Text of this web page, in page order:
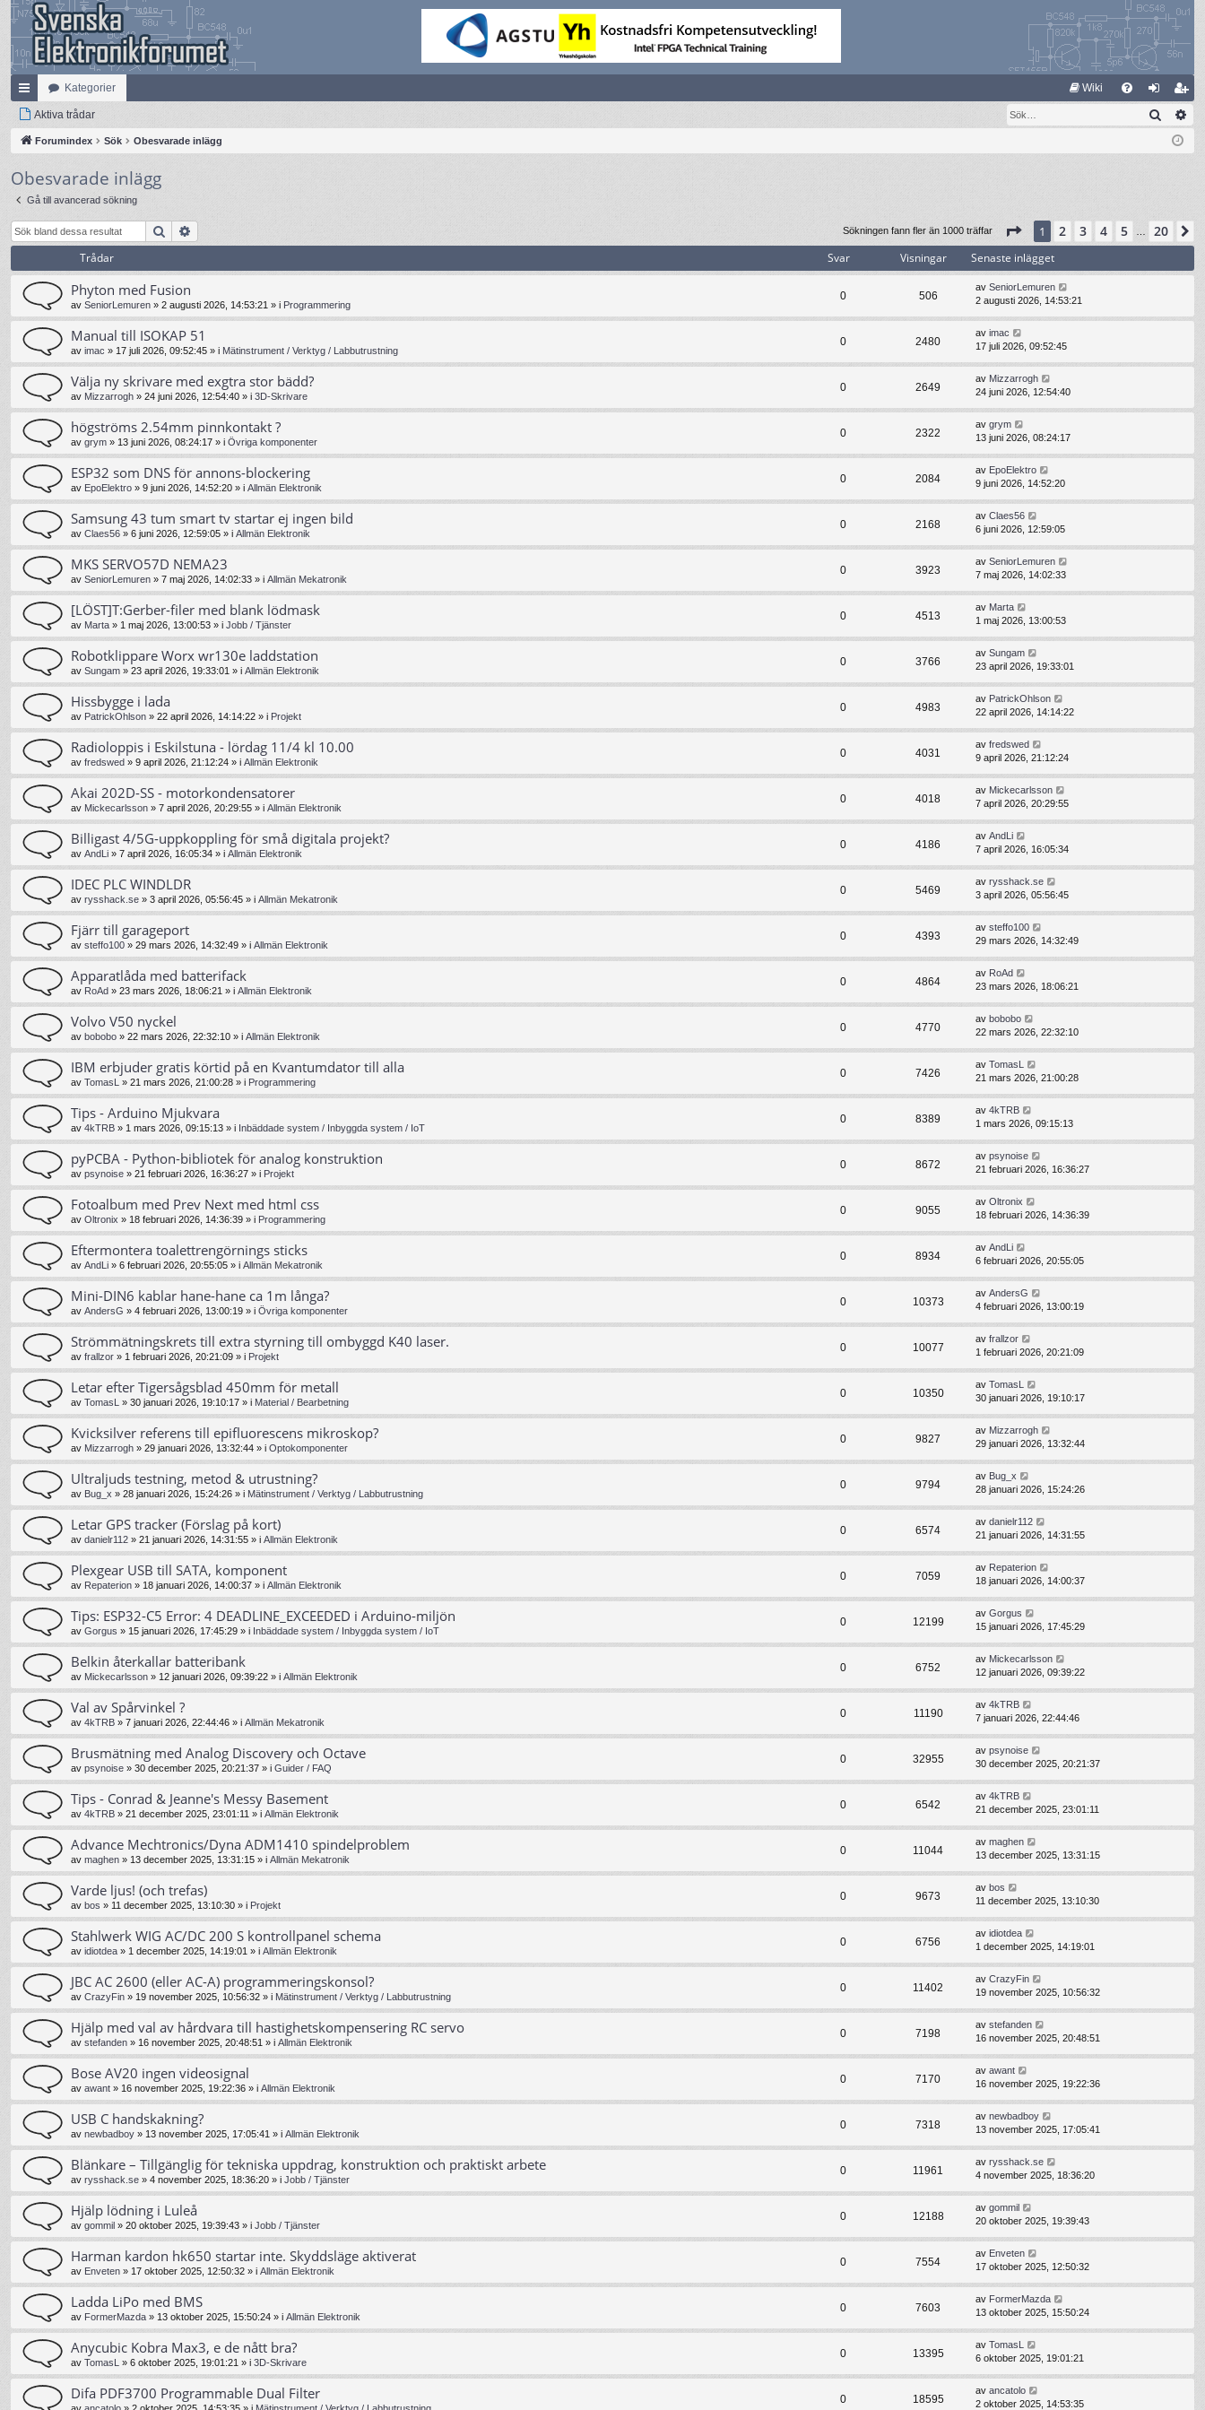
na
bb
lä
nk
ar
Kategorier Wiki
og li
m
m
Aktiva trådar Sök
Forumindex Sök Obesvarade inlägg
Obesvarade inlägg
Gå till avancerad sökning
Sök Sökningen fann fler än 1000 träffar Sida av20
1 2 3 4 5 … 20
Trådar Svar Visningar Senaste inlägget
Phyton med Fusion
av SeniorLemuren » 2 augusti 2026, 14:53:21 » i Programmering
0 506
av SeniorLemuren
2 augusti 2026, 14:53:21
Manual till ISOKAP 51
av imac » 17 juli 2026, 09:52:45 » i Mätinstrument / Verktyg / Labbutrustning
0 2480
av imac
17 juli 2026, 09:52:45
Välja ny skrivare med exgtra stor bädd?
av Mizzarrogh » 24 juni 2026, 12:54:40 » i 3D-Skrivare
0 2649
av Mizzarrogh
24 juni 2026, 12:54:40
högströms 2.54mm pinnkontakt ?
av grym » 13 juni 2026, 08:24:17 » i Övriga komponenter
0 2322
av grym
13 juni 2026, 08:24:17
ESP32 som DNS för annons-blockering
av EpoElektro » 9 juni 2026, 14:52:20 » i Allmän Elektronik
0 2084
av EpoElektro
9 juni 2026, 14:52:20
Samsung 43 tum smart tv startar ej ingen bild
av Claes56 » 6 juni 2026, 12:59:05 » i Allmän Elektronik
0 2168
av Claes56
6 juni 2026, 12:59:05
MKS SERVO57D NEMA23
av SeniorLemuren » 7 maj 2026, 14:02:33 » i Allmän Mekatronik
0 3923
av SeniorLemuren
7 maj 2026, 14:02:33
[LÖST]T:Gerber-filer med blank lödmask
av Marta » 1 maj 2026, 13:00:53 » i Jobb / Tjänster
0 4513
av Marta
1 maj 2026, 13:00:53
Robotklippare Worx wr130e laddstation
av Sungam » 23 april 2026, 19:33:01 » i Allmän Elektronik
0 3766
av Sungam
23 april 2026, 19:33:01
Hissbygge i lada
av PatrickOhlson » 22 april 2026, 14:14:22 » i Projekt
0 4983
av PatrickOhlson
22 april 2026, 14:14:22
Radioloppis i Eskilstuna - lördag 11/4 kl 10.00
av fredswed » 9 april 2026, 21:12:24 » i Allmän Elektronik
0 4031
av fredswed
9 april 2026, 21:12:24
Akai 202D-SS - motorkondensatorer
av Mickecarlsson » 7 april 2026, 20:29:55 » i Allmän Elektronik
0 4018
av Mickecarlsson
7 april 2026, 20:29:55
Billigast 4/5G-uppkoppling för små digitala projekt?
av AndLi » 7 april 2026, 16:05:34 » i Allmän Elektronik
0 4186
av AndLi
7 april 2026, 16:05:34
IDEC PLC WINDLDR
av rysshack.se » 3 april 2026, 05:56:45 » i Allmän Mekatronik
0 5469
av rysshack.se
3 april 2026, 05:56:45
Fjärr till garageport
av steffo100 » 29 mars 2026, 14:32:49 » i Allmän Elektronik
0 4393
av steffo100
29 mars 2026, 14:32:49
Apparatlåda med batterifack
av RoAd » 23 mars 2026, 18:06:21 » i Allmän Elektronik
0 4864
av RoAd
23 mars 2026, 18:06:21
Volvo V50 nyckel
av bobobo » 22 mars 2026, 22:32:10 » i Allmän Elektronik
0 4770
av bobobo
22 mars 2026, 22:32:10
IBM erbjuder gratis körtid på en Kvantumdator till alla
av TomasL » 21 mars 2026, 21:00:28 » i Programmering
0 7426
av TomasL
21 mars 2026, 21:00:28
Tips - Arduino Mjukvara
av 4kTRB » 1 mars 2026, 09:15:13 » i Inbäddade system / Inbyggda system / IoT
0 8389
av 4kTRB
1 mars 2026, 09:15:13
pyPCBA - Python-bibliotek för analog konstruktion
av psynoise » 21 februari 2026, 16:36:27 » i Projekt
0 8672
av psynoise
21 februari 2026, 16:36:27
Fotoalbum med Prev Next med html css
av Oltronix » 18 februari 2026, 14:36:39 » i Programmering
0 9055
av Oltronix
18 februari 2026, 14:36:39
Eftermontera toalettrengörnings sticks
av AndLi » 6 februari 2026, 20:55:05 » i Allmän Mekatronik
0 8934
av AndLi
6 februari 2026, 20:55:05
Mini-DIN6 kablar hane-hane ca 1m långa?
av AndersG » 4 februari 2026, 13:00:19 » i Övriga komponenter
0 10373
av AndersG
4 februari 2026, 13:00:19
Strömmätningskrets till extra styrning till ombyggd K40 laser.
av frallzor » 1 februari 2026, 20:21:09 » i Projekt
0 10077
av frallzor
1 februari 2026, 20:21:09
Letar efter Tigersågsblad 450mm för metall
av TomasL » 30 januari 2026, 19:10:17 » i Material / Bearbetning
0 10350
av TomasL
30 januari 2026, 19:10:17
Kvicksilver referens till epifluorescens mikroskop?
av Mizzarrogh » 29 januari 2026, 13:32:44 » i Optokomponenter
0 9827
av Mizzarrogh
29 januari 2026, 13:32:44
Ultraljuds testning, metod & utrustning?
av Bug_x » 28 januari 2026, 15:24:26 » i Mätinstrument / Verktyg / Labbutrustning
0 9794
av Bug_x
28 januari 2026, 15:24:26
Letar GPS tracker (Förslag på kort)
av danielr112 » 21 januari 2026, 14:31:55 » i Allmän Elektronik
0 6574
av danielr112
21 januari 2026, 14:31:55
Plexgear USB till SATA, komponent
av Repaterion » 18 januari 2026, 14:00:37 » i Allmän Elektronik
0 7059
av Repaterion
18 januari 2026, 14:00:37
Tips: ESP32-C5 Error: 4 DEADLINE_EXCEEDED i Arduino-miljön
av Gorgus » 15 januari 2026, 17:45:29 » i Inbäddade system / Inbyggda system / IoT
0 12199
av Gorgus
15 januari 2026, 17:45:29
Belkin återkallar batteribank
av Mickecarlsson » 12 januari 2026, 09:39:22 » i Allmän Elektronik
0 6752
av Mickecarlsson
12 januari 2026, 09:39:22
Val av Spårvinkel ?
av 4kTRB » 7 januari 2026, 22:44:46 » i Allmän Mekatronik
0 11190
av 4kTRB
7 januari 2026, 22:44:46
Brusmätning med Analog Discovery och Octave
av psynoise » 30 december 2025, 20:21:37 » i Guider / FAQ
0 32955
av psynoise
30 december 2025, 20:21:37
Tips - Conrad & Jeanne's Messy Basement
av 4kTRB » 21 december 2025, 23:01:11 » i Allmän Elektronik
0 6542
av 4kTRB
21 december 2025, 23:01:11
Advance Mechtronics/Dyna ADM1410 spindelproblem
av maghen » 13 december 2025, 13:31:15 » i Allmän Mekatronik
0 11044
av maghen
13 december 2025, 13:31:15
Varde ljus! (och trefas)
av bos » 11 december 2025, 13:10:30 » i Projekt
0 9673
av bos
11 december 2025, 13:10:30
Stahlwerk WIG AC/DC 200 S kontrollpanel schema
av idiotdea » 1 december 2025, 14:19:01 » i Allmän Elektronik
0 6756
av idiotdea
1 december 2025, 14:19:01
JBC AC 2600 (eller AC-A) programmeringskonsol?
av CrazyFin » 19 november 2025, 10:56:32 » i Mätinstrument / Verktyg / Labbutrustning
0 11402
av CrazyFin
19 november 2025, 10:56:32
Hjälp med val av hårdvara till hastighetskompensering RC servo
av stefanden » 16 november 2025, 20:48:51 » i Allmän Elektronik
0 7198
av stefanden
16 november 2025, 20:48:51
Bose AV20 ingen videosignal
av awant » 16 november 2025, 19:22:36 » i Allmän Elektronik
0 7170
av awant
16 november 2025, 19:22:36
USB C handskakning?
av newbadboy » 13 november 2025, 17:05:41 » i Allmän Elektronik
0 7318
av newbadboy
13 november 2025, 17:05:41
Blänkare – Tillgänglig för tekniska uppdrag, konstruktion och praktiskt arbete
av rysshack.se » 4 november 2025, 18:36:20 » i Jobb / Tjänster
0 11961
av rysshack.se
4 november 2025, 18:36:20
Hjälp lödning i Luleå
av gommil » 20 oktober 2025, 19:39:43 » i Jobb / Tjänster
0 12188
av gommil
20 oktober 2025, 19:39:43
Harman kardon hk650 startar inte. Skyddsläge aktiverat
av Enveten » 17 oktober 2025, 12:50:32 » i Allmän Elektronik
0 7554
av Enveten
17 oktober 2025, 12:50:32
Ladda LiPo med BMS
av FormerMazda » 13 oktober 2025, 15:50:24 » i Allmän Elektronik
0 7603
av FormerMazda
13 oktober 2025, 15:50:24
Anycubic Kobra Max3, e de nått bra?
av TomasL » 6 oktober 2025, 19:01:21 » i 3D-Skrivare
0 13395
av TomasL
6 oktober 2025, 19:01:21
Difa PDF3700 Programmable Dual Filter 0 18595
av ancatolo
2 oktober 2025, 14:53:35